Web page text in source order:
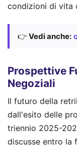
condizioni di vita
👉 Vedi anche:
Prospettive
Negoziali
Il futuro della
dall'esito delle
triennio 2025-
discusse entro la